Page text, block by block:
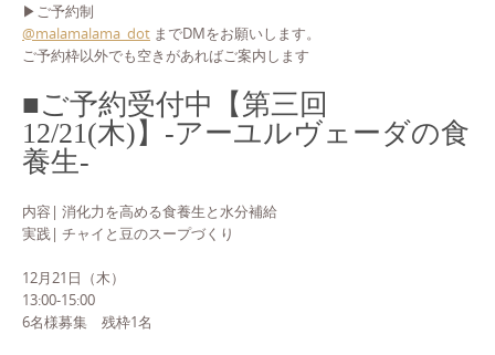
▶ご予約制
@malamalama_dot までDMをお願いします。
ご予約枠以外でも空きがあればご案内します
■ご予約受付中【第三回
12/21(木)】-アーユルヴェーダの食
養生-
内容| 消化力を高める食養生と水分補給
実践| チャイと豆のスープづくり
12月21日（木）
13:00-15:00
6名様募集 残枠1名